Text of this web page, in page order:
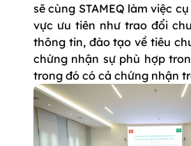
sẽ cùng STAMEQ làm việc
vực ưu tiên như trao đổi
thông tin, đào tạo về tiêu
chứng nhận sự phù hợp
trong đó có cả chứng nhận